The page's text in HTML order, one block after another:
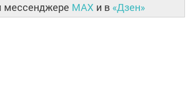
мессенджере MAX и в «Дзен»